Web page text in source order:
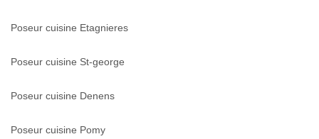
Poseur cuisine Etagnieres
Poseur cuisine St-george
Poseur cuisine Denens
Poseur cuisine Pomy